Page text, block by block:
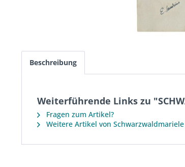
Beschreibung
Weiterführende Links zu
Fragen zum Artikel?
Weitere Artikel von Schwarzwaldmariele